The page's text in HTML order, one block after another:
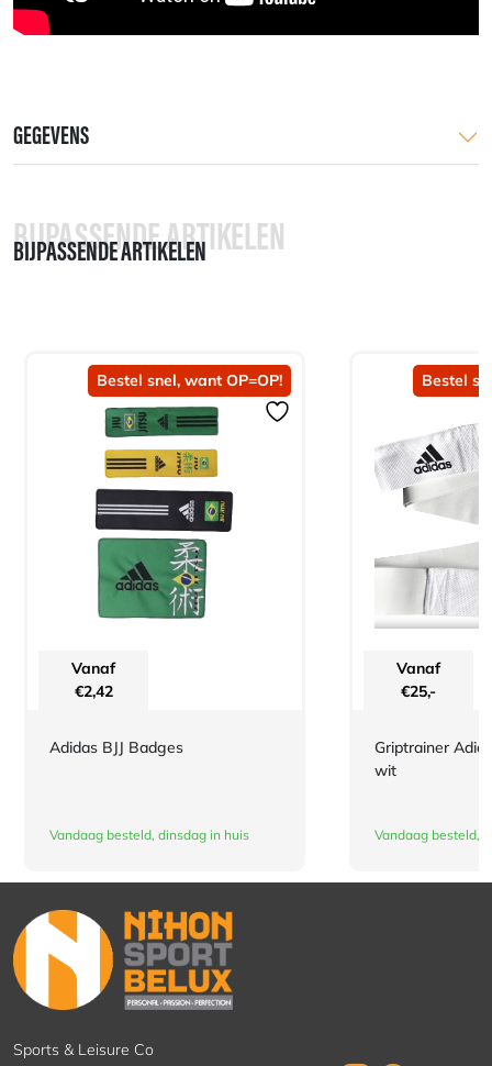
GEGEVENS
BIJPASSENDE ARTIKELEN
BIJPASSENDE ARTIKELEN
Bestel snel, want OP=OP!
Vanaf
€2,42
Adidas BJJ Badges
Vandaag besteld, dinsdag in huis
Bestel
Vanaf
€25,-
Griptrainer
wit
Vandaag besteld,
Sports & Leisure Co